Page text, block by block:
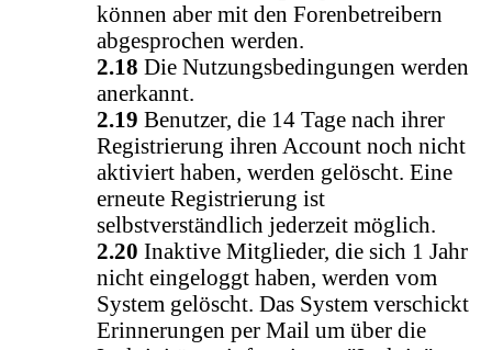
können aber mit den Forenbetreibern
abgesprochen werden.
2.18 Die Nutzungsbedingungen werden
anerkannt.
2.19 Benutzer, die 14 Tage nach ihrer
Registrierung ihren Account noch nicht
aktiviert haben, werden gelöscht. Eine
erneute Registrierung ist
selbstverständlich jederzeit möglich.
2.20 Inaktive Mitglieder, die sich 1 Jahr
nicht eingeloggt haben, werden vom
System gelöscht. Das System verschickt
Erinnerungen per Mail um über die